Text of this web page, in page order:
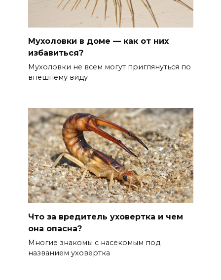
Мухоловки в доме — как от них
избавиться?
Мухоловки не всем могут приглянуться по
внешнему виду
Что за вредитель уховертка и чем
она опасна?
Многие знакомы с насекомым под
названием уховёртка